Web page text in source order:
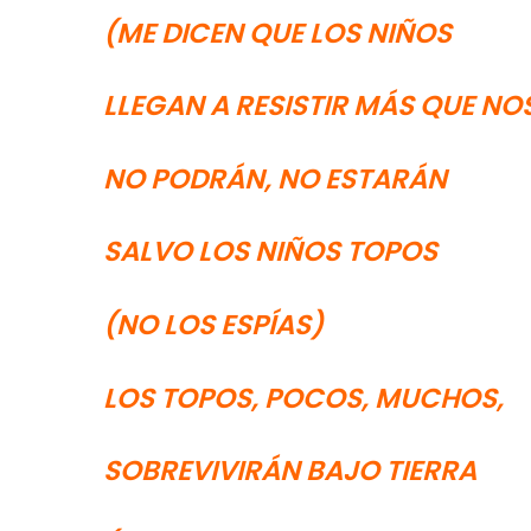
(ME DICEN QUE LOS NIÑOS
LLEGAN A RESISTIR MÁS QUE
NO PODRÁN, NO ESTARÁN
SALVO LOS NIÑOS TOPOS
(NO LOS ESPÍAS)
LOS TOPOS, POCOS, MUCHOS,
SOBREVIVIRÁN BAJO TIERRA